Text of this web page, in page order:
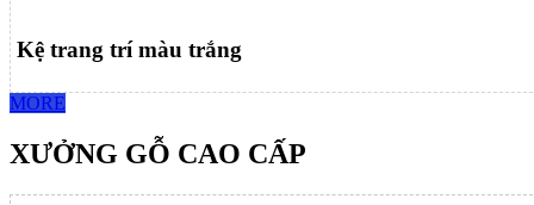
Kệ trang trí màu trắng
MORE
XƯỞNG GỖ CAO CẤP